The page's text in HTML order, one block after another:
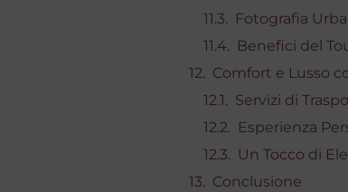
Fotografia
Benefici del
Comfort e Lusso
Servizi di
Esperienza
Un Tocco di
Conclusione